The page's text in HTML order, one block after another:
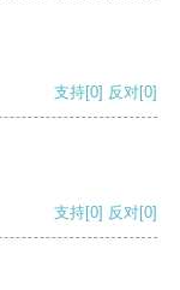
支持[0] 反对[0]
支持[0] 反对[0]